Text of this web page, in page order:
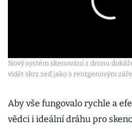
Nový systém skenování z dronu
vidět skrz zeď jako s rentgenovým
Aby vše fungovalo rychle a
vědci i ideální dráhu pro